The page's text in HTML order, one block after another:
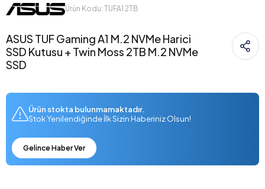
Ürün Kodu: TUFA1 2TB
ASUS TUF Gaming A1 M.2 NVMe Harici
SSD Kutusu + Twin Moss 2TB M.2 NVMe
SSD
Ürün stokta bulunmamaktadır.
Stok Yenilendiğinde İlk Sizin Haberiniz Olsun!
Gelince Haber Ver